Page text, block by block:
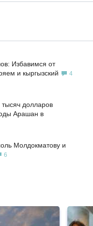
Избавимся от
и кыргызский
4
долларов
Арашан в
Молдокматову и
6